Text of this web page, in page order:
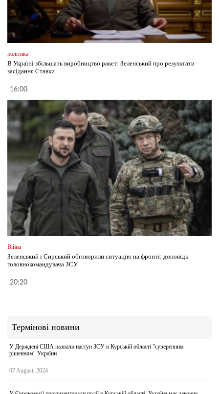
політика
В Україні збільшать виробництво ракет: Зеленський про результати
засідання Ставки
16:00
Війна
Зеленський і Сирський обговорили ситуацію на фронті: доповідь
головнокомандувача ЗСУ
20:20
Термінові новини
У Держдепі США назвали наступ ЗСУ в Курській області "суверенним
рішенням" України
07 August, 2024